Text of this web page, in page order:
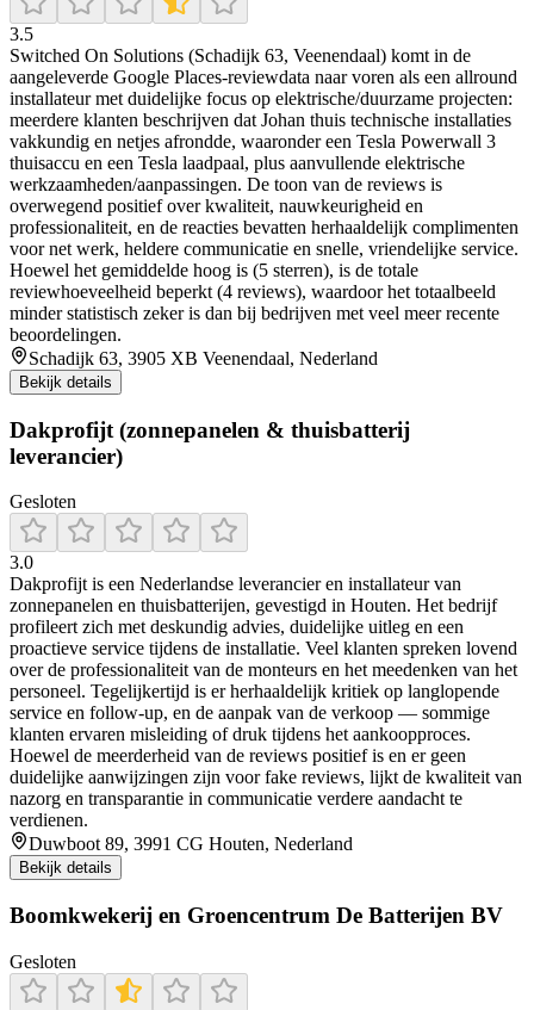
3.5
Switched On Solutions (Schadijk 63, Veenendaal) komt in de
aangeleverde Google Places-reviewdata naar voren als een allround
installateur met duidelijke focus op elektrische/duurzame projecten:
meerdere klanten beschrijven dat Johan thuis technische installaties
vakkundig en netjes afrondde, waaronder een Tesla Powerwall 3
thuisaccu en een Tesla laadpaal, plus aanvullende elektrische
werkzaamheden/aanpassingen. De toon van de reviews is
overwegend positief over kwaliteit, nauwkeurigheid en
professionaliteit, en de reacties bevatten herhaaldelijk complimenten
voor net werk, heldere communicatie en snelle, vriendelijke service.
Hoewel het gemiddelde hoog is (5 sterren), is de totale
reviewhoeveelheid beperkt (4 reviews), waardoor het totaalbeeld
minder statistisch zeker is dan bij bedrijven met veel meer recente
beoordelingen.
Schadijk 63, 3905 XB Veenendaal, Nederland
Bekijk details
Dakprofijt (zonnepanelen & thuisbatterij
leverancier)
Gesloten
3.0
Dakprofijt is een Nederlandse leverancier en installateur van
zonnepanelen en thuisbatterijen, gevestigd in Houten. Het bedrijf
profileert zich met deskundig advies, duidelijke uitleg en een
proactieve service tijdens de installatie. Veel klanten spreken lovend
over de professionaliteit van de monteurs en het meedenken van het
personeel. Tegelijkertijd is er herhaaldelijk kritiek op langlopende
service en follow-up, en de aanpak van de verkoop — sommige
klanten ervaren misleiding of druk tijdens het aankoopproces.
Hoewel de meerderheid van de reviews positief is en er geen
duidelijke aanwijzingen zijn voor fake reviews, lijkt de kwaliteit van
nazorg en transparantie in communicatie verdere aandacht te
verdienen.
Duwboot 89, 3991 CG Houten, Nederland
Bekijk details
Boomkwekerij en Groencentrum De Batterijen BV
Gesloten